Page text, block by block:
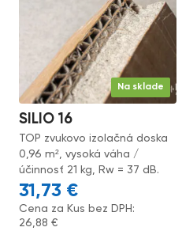
Na sklade
SILIO 16
TOP zvukovo izolačná doska
0,96 m², vysoká váha /
účinnosť 21 kg, Rw = 37 dB.
31,73 €
Cena za Kus bez DPH:
26,88€